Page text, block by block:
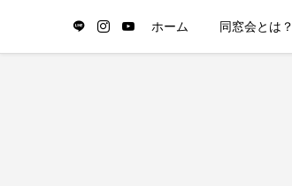
ホーム 同窓会とは？